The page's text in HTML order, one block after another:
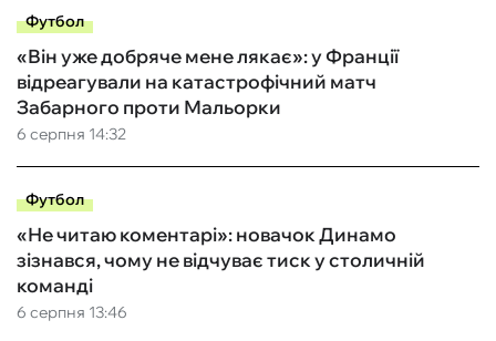
Футбол
6 серпня 14:32
«Він уже добряче мене лякає»: у Франції
відреагували на катастрофічний матч
Забарного проти Мальорки
Футбол
6 серпня 13:46
«Не читаю коментарі»: новачок Динамо
зізнався, чому не відчуває тиск у столичній
команді